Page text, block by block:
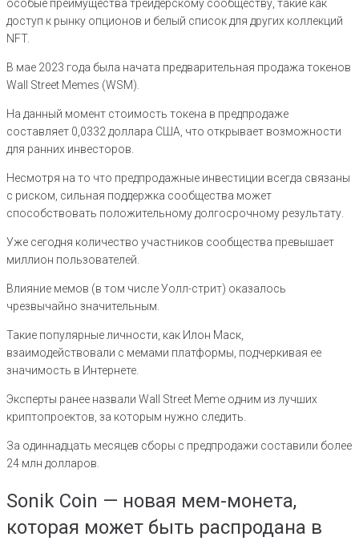
особые преимущества трейдерскому сообществу, такие как
доступ к рынку опционов и белый список для других коллекций
NFT.
В мае 2023 года была начата предварительная продажа токенов
Wall Street Memes (WSM).
На данный момент стоимость токена в предпродаже
составляет 0,0332 доллара США, что открывает возможности
для ранних инвесторов.
Несмотря на то что предпродажные инвестиции всегда связаны
с риском, сильная поддержка сообщества может
способствовать положительному долгосрочному результату.
Уже сегодня количество участников сообщества превышает
миллион пользователей.
Влияние мемов (в том числе Уолл-стрит) оказалось
чрезвычайно значительным.
Такие популярные личности, как Илон Маск,
взаимодействовали с мемами платформы, подчеркивая ее
значимость в Интернете.
Эксперты ранее назвали Wall Street Meme одним из лучших
криптопроектов, за которым нужно следить.
За одиннадцать месяцев сборы с предпродажи составили более
24 млн долларов.
Sonik Coin — новая мем-монета,
которая может быть распродана в